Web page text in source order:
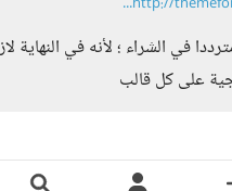
في الشراء ؛ لأنه في النهاية
على كل قالب